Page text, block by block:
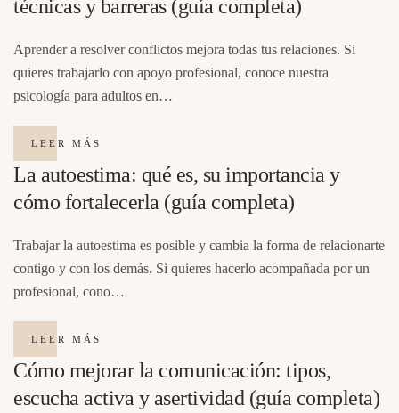
técnicas y barreras (guía completa)
Aprender a resolver conflictos mejora todas tus relaciones. Si
quieres trabajarlo con apoyo profesional, conoce nuestra
psicología para adultos en…
LEER MÁS
La autoestima: qué es, su importancia y
cómo fortalecerla (guía completa)
Trabajar la autoestima es posible y cambia la forma de relacionarte
contigo y con los demás. Si quieres hacerlo acompañada por un
profesional, cono…
LEER MÁS
Cómo mejorar la comunicación: tipos,
escucha activa y asertividad (guía completa)